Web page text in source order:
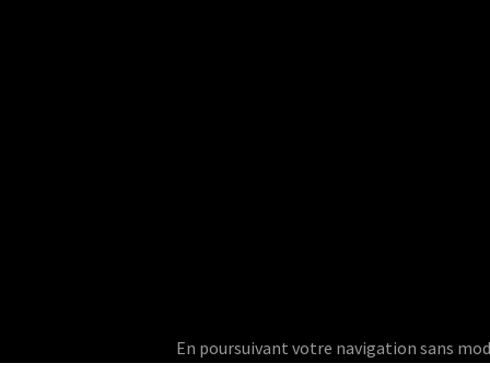
En poursuivant votre navigation sans